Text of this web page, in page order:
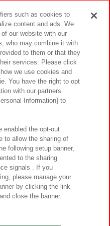
ィ サイトポリシー
クセシビリティ方針と検証結果
よくあるご質問・お問い合わせ
Inc.
Lab Inc.
such as cookies to
content and ads. We
our website with our
who may combine it with
to them or that they
services. Please click
we use cookies and
You have the right to opt
with our partners.
Information] to
enabled the opt-out
to allow the sharing of
following setup banner,
to the sharing
signals . If you
please manage your
by clicking the link
close the banner.